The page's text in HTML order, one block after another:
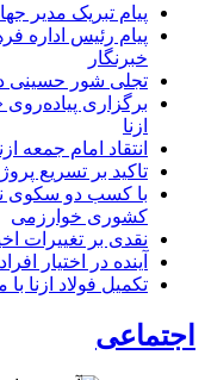
پیام تبریک مدیر
پیام رئیس اداره
خبرنگار
تجلی شور حسینی
برگزاری
ازنا
انتقاد امام جمعه
تاکید بر تسریع
با کسب دو سکوی
کشوری خوارزمی
نقدی بر تغییرات
آینده در اختیار
تکمیل فولاد ازنا
اجتماعی